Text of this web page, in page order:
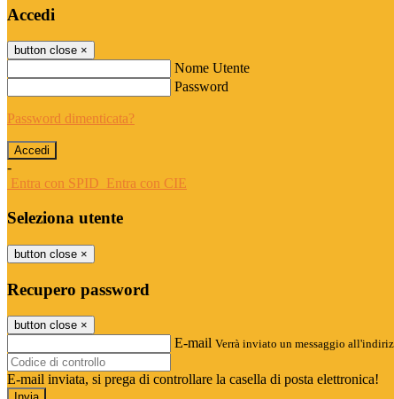
Accedi
button close ×
Nome Utente
Password
Password dimenticata?
-
Entra con SPID Entra con CIE
Seleziona utente
button close ×
Recupero password
button close ×
E-mail Verrà inviato un messaggio
E-mail inviata, si prega di controllare la casella di posta elettronica!